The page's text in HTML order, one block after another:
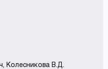
, Колесникова В.Д.